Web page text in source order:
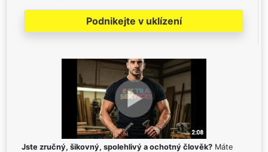
Podnikejte v uklízení
Jste zručný, šikovný, spolehlivý a ochotný člověk? Máte